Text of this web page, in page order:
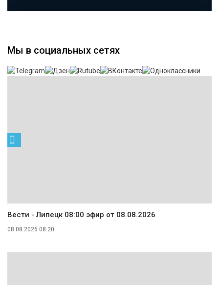
Мы в социальных сетях
Вести - Липецк 08:00 эфир от 08.08.2026
08.08.2026 08:20